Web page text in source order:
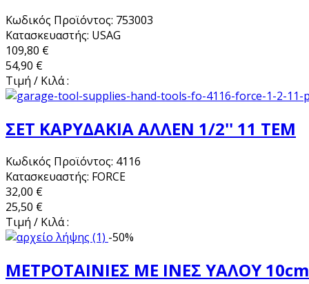
Κωδικός Προϊόντος: 753003
Κατασκευαστής: USAG
109,80 €
54,90 €
Τιμή / Κιλά :
ΣΕΤ ΚΑΡΥΔΑΚΙΑ ΑΛΛΕΝ 1/2'' 11 ΤΕΜ
Κωδικός Προϊόντος: 4116
Κατασκευαστής: FORCE
32,00 €
25,50 €
Τιμή / Κιλά :
-50%
ΜΕΤΡΟΤΑΙΝΙΕΣ ΜΕ ΙΝΕΣ ΥΑΛΟΥ 10cm